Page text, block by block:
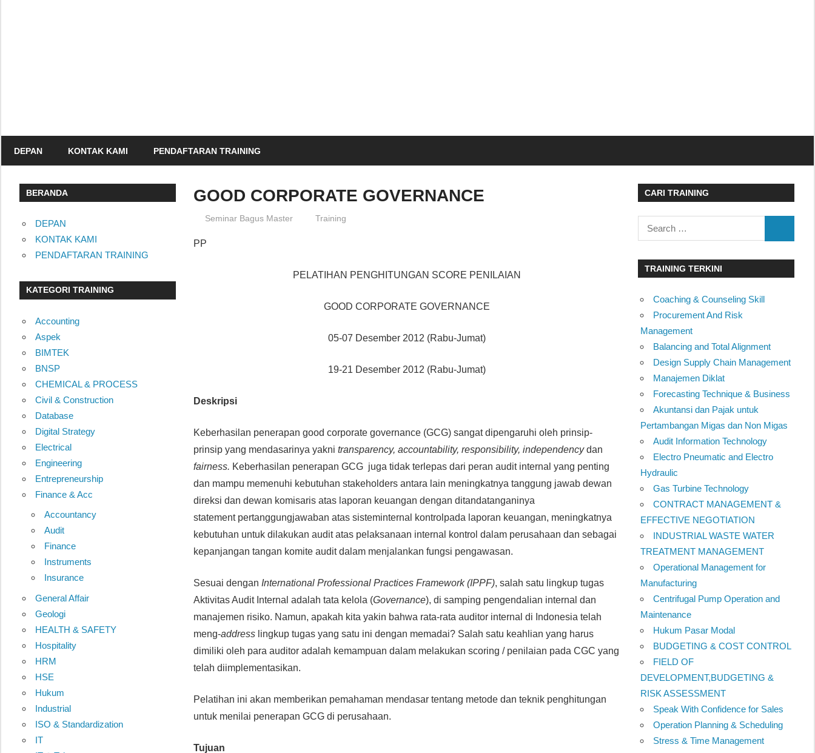
Sertifikasi
Indonesia
DEPAN KONTAK KAMI PENDAFTARAN TRAINING
GOOD CORPORATE GOVERNANCE
19/09/2012
Seminar Bagus Master Training
PP
PELATIHAN PENGHITUNGAN SCORE PENILAIAN
GOOD CORPORATE GOVERNANCE
05-07 Desember 2012 (Rabu-Jumat)
19-21 Desember 2012 (Rabu-Jumat)
Deskripsi
Keberhasilan penerapan good corporate governance (GCG) sangat dipengaruhi oleh prinsip-
prinsip yang mendasarinya yaknitransparency, accountability, responsibility, independencydan
fairness. Keberhasilan penerapan GCG juga tidak terlepas dari peran audit internal yang penting
dan mampu memenuhi kebutuhan stakeholders antara lain meningkatnya tanggung jawab dewan
direksi dan dewan komisaris atas laporan keuangan dengan ditandatanganinya
statement pertanggungjawaban atas sisteminternal kontrolpada laporan keuangan, meningkatnya
kebutuhan untuk dilakukan audit atas pelaksanaan internal kontrol dalam perusahaan dan sebagai
kepanjangan tangan komite audit dalam menjalankan fungsi pengawasan.
Sesuai dengan International Professional Practices Framework (IPPF), salah satu lingkup tugas
Aktivitas Audit Internal adalah tata kelola (Governance), di samping pengendalian internal dan
manajemen risiko. Namun, apakah kita yakin bahwa rata-rata auditor internal di Indonesia telah
meng-address lingkup tugas yang satu ini dengan memadai? Salah satu keahlian yang harus
dimiliki oleh para auditor adalah kemampuan dalam melakukan scoring / penilaian pada CGC yang
telah diimplementasikan.
Pelatihan ini akan memberikan pemahaman mendasar tentang metode dan teknik penghitungan
untuk menilai penerapan GCG di perusahaan.
Tujuan
BERANDA
DEPAN
KONTAK KAMI
PENDAFTARAN TRAINING
KATEGORI TRAINING
Accounting
Aspek
BIMTEK
BNSP
CHEMICAL & PROCESS
Civil & Construction
Database
Digital Strategy
Electrical
Engineering
Entrepreneurship
Finance & Acc
Accountancy
Audit
Finance
Instruments
Insurance
General Affair
Geologi
HEALTH & SAFETY
Hospitality
HRM
HSE
Hukum
Industrial
ISO & Standardization
IT
CARI TRAINING
Search
for:
TRAINING TERKINI
Coaching & Counseling Skill
Procurement And Risk
Management
Balancing and Total Alignment
Design Supply Chain Management
Manajemen Diklat
Forecasting Technique & Business
Akuntansi dan Pajak untuk
Pertambangan Migas dan Non Migas
Audit Information Technology
Electro Pneumatic and Electro
Hydraulic
Gas Turbine Technology
CONTRACT MANAGEMENT &
EFFECTIVE NEGOTIATION
INDUSTRIAL WASTE WATER
TREATMENT MANAGEMENT
Operational Management for
Manufacturing
Centrifugal Pump Operation and
Maintenance
Hukum Pasar Modal
BUDGETING & COST CONTROL
FIELD OF
DEVELOPMENT,BUDGETING &
RISK ASSESSMENT
Speak With Confidence for Sales
Operation Planning & Scheduling
Stress & Time Management